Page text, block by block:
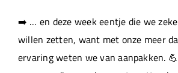
➡️ … en deze week eentje die we
willen zetten, want met onze meer
ervaring weten we van aanpakken.